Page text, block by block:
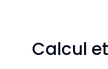
Calcul